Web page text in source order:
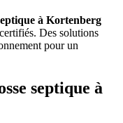
à Kortenberg
Des solutions
pour un
septique à